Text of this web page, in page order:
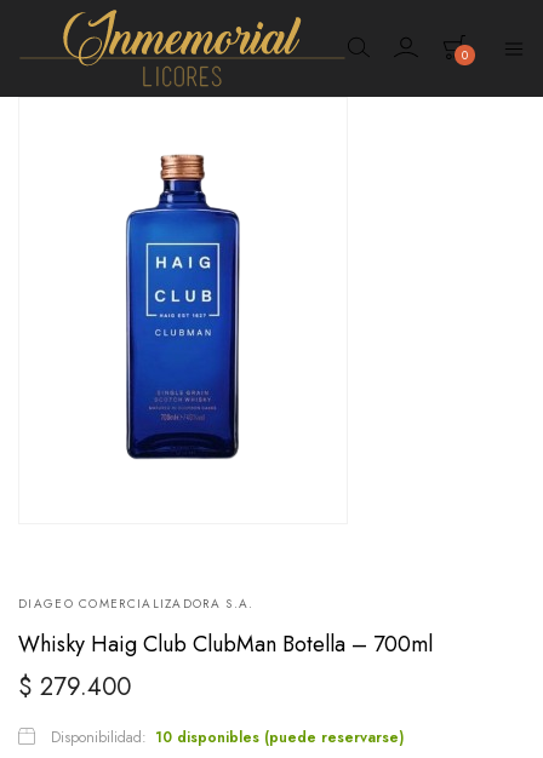
Inmemorial
0
DIAGEO COMERCIALIZADORA S.A.
Whisky Haig Club ClubMan Botella – 700ml
$ 279.400
Disponibilidad: 10 disponibles (puede reservarse)